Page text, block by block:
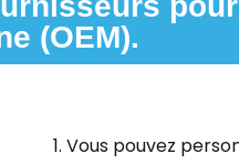
(OEM).
1. Vous pouvez